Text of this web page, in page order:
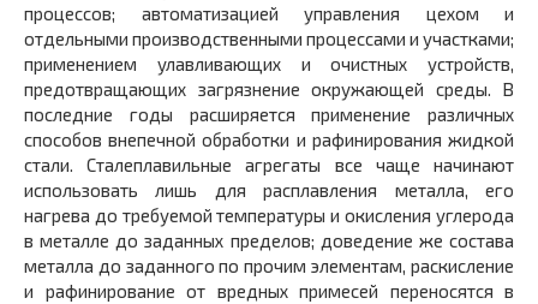
процессов; автоматизацией управления цехом и
отдельными производственными процессами и участками;
применением улавливающих и очистных устройств,
предотвращающих загрязнение окружающей среды. В
последние годы расширяется применение различных
способов внепечной обработки и рафинирования жидкой
стали. Сталеплавильные агрегаты все чаще начинают
использовать лишь для расплавления металла, его
нагрева до требуемой температуры и окисления углерода
в металле до заданных пределов; доведение же состава
металла до заданного по прочим элементам, раскисление
и рафинирование от вредных примесей переносятся в